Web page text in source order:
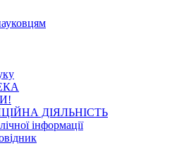
ДІЯЛЬНІСТЬ
інформації